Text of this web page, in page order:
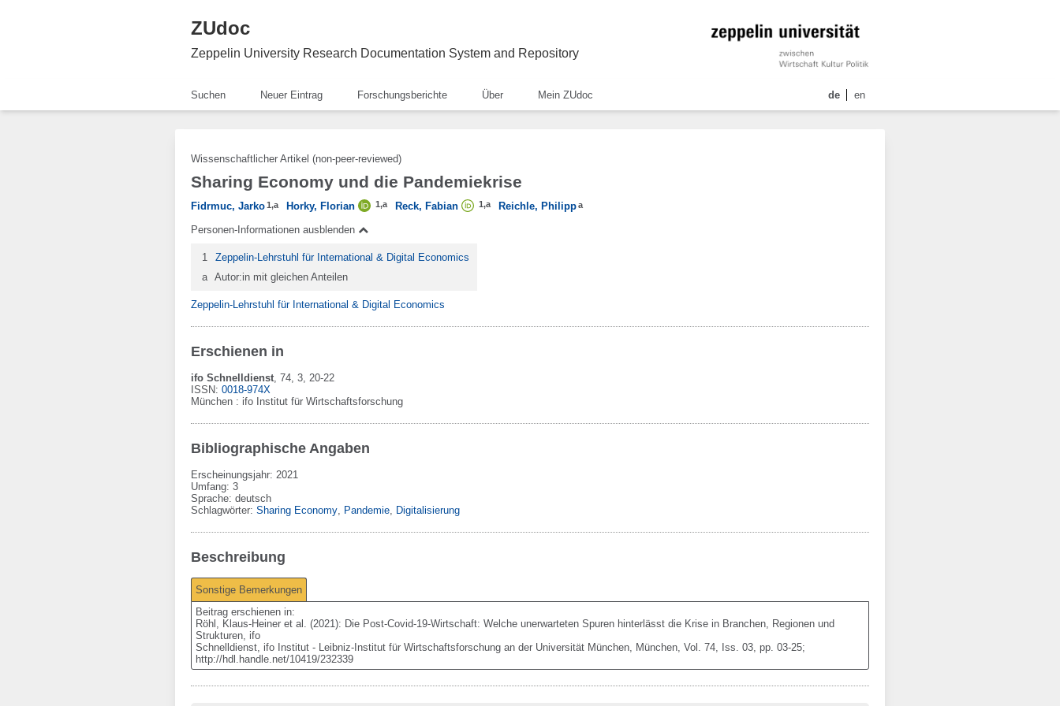
ZUdoc
Zeppelin University Research Documentation System and Repository
Suchen Neuer Eintrag Forschungsberichte Über Mein ZUdoc de en
Wissenschaftlicher Artikel (non-peer-reviewed)
Sharing Economy und die Pandemiekrise
Fidrmuc, Jarko1,a Horky, Florian 1,a Reck, Fabian 1,a Reichle, Philippa
Personen-Informationen ausblenden
1
Zeppelin-Lehrstuhl für International & Digital Economics
a Autor:in mit gleichen Anteilen
Zeppelin-Lehrstuhl für International & Digital Economics
Erschienen in
ifo Schnelldienst, 74, 3, 20-22
ISSN: 0018-974X
München : ifo Institut für Wirtschaftsforschung
Bibliographische Angaben
Erscheinungsjahr: 2021
Umfang: 3
Sprache: deutsch
Schlagwörter: Sharing Economy, Pandemie, Digitalisierung
Beschreibung
Sonstige Bemerkungen
Beitrag erschienen in:
Röhl, Klaus-Heiner et al. (2021): Die Post-Covid-19-Wirtschaft: Welche unerwarteten Spuren hinterlässt die Krise in Branchen, Regionen und
Strukturen, ifo
Schnelldienst, ifo Institut - Leibniz-Institut für Wirtschaftsforschung an der Universität München, München, Vol. 74, Iss. 03, pp. 03-25;
http://hdl.handle.net/10419/232339